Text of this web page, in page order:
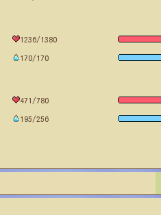
1236/1380
170/170
471/780
195/256